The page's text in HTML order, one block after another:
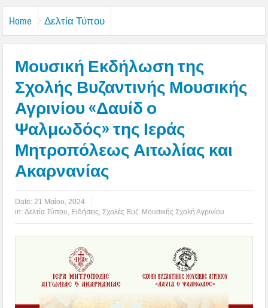
Home Δελτία Τύπου
Μουσική Εκδήλωση της
Σχολής Βυζαντινής Μουσικής
Αγρινίου «Δαυίδ ο
Ψαλμωδός» της Ιεράς
Μητροπόλεως Αιτωλίας και
Ακαρνανίας
Date: 21 Μαΐου, 2024
in:Δελτία Τύπου Ειδήσεις ,Σχολές Βυζ. Μουσικής Σχολή Αγρινίου